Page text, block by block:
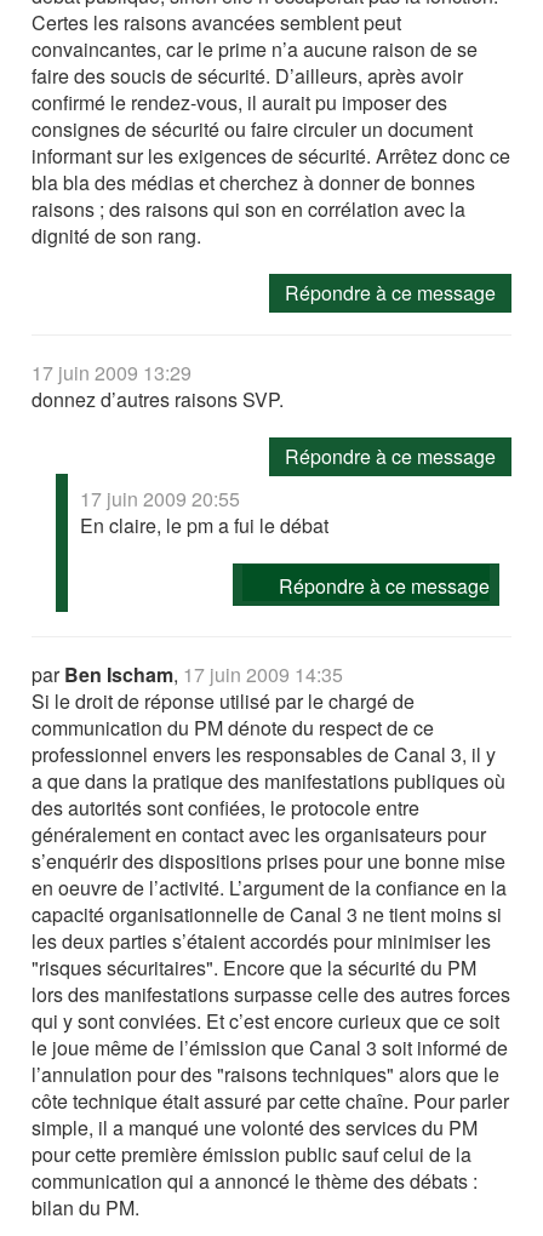
Certes les raisons avancées semblent peut
convaincantes, car le prime n’a aucune raison de se
faire des soucis de sécurité. D’ailleurs, après avoir
confirmé le rendez-vous, il aurait pu imposer des
consignes de sécurité ou faire circuler un document
informant sur les exigences de sécurité. Arrêtez donc ce
bla bla des médias et cherchez à donner de bonnes
raisons ; des raisons qui son en corrélation avec la
dignité de son rang.
Répondre à ce message
17 juin 2009 13:29
donnez d’autres raisons SVP.
Répondre à ce message
17 juin 2009 20:55
En claire, le pm a fui le débat
Répondre à ce message
parBen Ischam, 17 juin 2009 14:35
Si le droit de réponse utilisé par le chargé de
communication du PM dénote du respect de ce
professionnel envers les responsables de Canal 3, il y
a que dans la pratique des manifestations publiques où
des autorités sont confiées, le protocole entre
généralement en contact avec les organisateurs pour
s’enquérir des dispositions prises pour une bonne mise
en oeuvre de l’activité. L’argument de la confiance en la
capacité organisationnelle de Canal 3 ne tient moins si
les deux parties s’étaient accordés pour minimiser les
"risques sécuritaires". Encore que la sécurité du PM
lors des manifestations surpasse celle des autres forces
qui y sont conviées. Et c’est encore curieux que ce soit
le joue même de l’émission que Canal 3 soit informé de
l’annulation pour des "raisons techniques" alors que le
côte technique était assuré par cette chaîne. Pour parler
simple, il a manqué une volonté des services du PM
pour cette première émission public sauf celui de la
communication qui a annoncé le thème des débats :
bilan du PM.